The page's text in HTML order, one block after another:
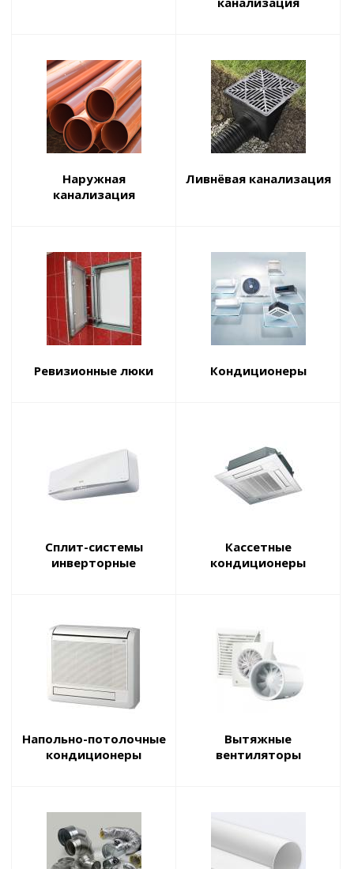
Наружная
канализация
Ливнёвая канализация
Ревизионные люки Кондиционеры
Сплит-системы
инверторные
Кассетные
кондиционеры
Напольно-потолочные
кондиционеры
Вытяжные
вентиляторы